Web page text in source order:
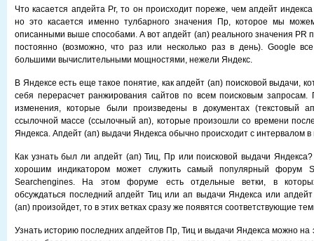
Что касается апдейта Pr, то он происходит пореже, чем апдейт
но это касается именно тулбарного значения Пр, которое мы
описанными выше способами. А вот апдейт (ап) реального значения PR
постоянно (возможно, что раз или несколько раз в день). Google
большими вычислительными мощностями, нежели Яндекс.
В Яндексе есть еще такое понятие, как апдейт (ап) поисковой выдачи,
себя перерасчет ранжирования сайтов по всем поисковым запросам.
изменения, которые были произведены в документах (текстовый
ссылочной массе (ссылочный ап), которые произошли со времени
Яндекса. Апдейт (ап) выдачи Яндекса обычно происходит с интервалом в
Как узнать был ли апдейт (ап) Тиц, Пр или поисковой выдачи
хорошим индикатором может служить самый популярный форум
Searchengines. На этом форуме есть отдельные ветки, в
обсуждаться последний апдейт Тиц или ап выдачи Яндекса или
(ап) произойдет, то в этих ветках сразу же появятся соответствующие
Узнать историю последних апдейтов Пр, Тиц и выдачи Яндекса можно на